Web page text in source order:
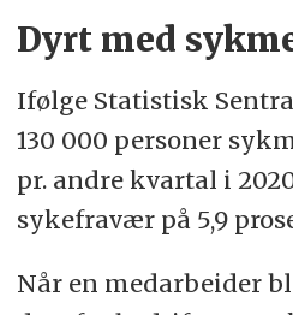
Dyrt med
Ifølge Statistisk
130 000 personer
pr. andre kvartal i
sykefravær på 5,9
Når en medarbeider